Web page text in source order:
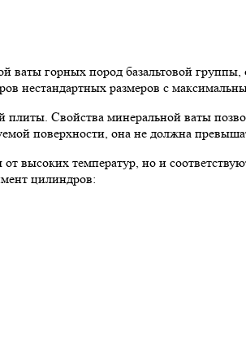
горных пород базальтовой группы,
нестандартных размеров с
Свойства минеральной ваты
поверхности, она не должна
температур, но и
цилиндров: